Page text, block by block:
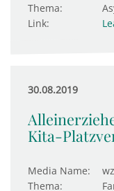
Thema:
Link:
30.08.2019
Kita-
Media Name:
Thema: